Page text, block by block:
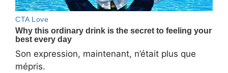
Son expression, maintenant, n’était plus que
mépris.